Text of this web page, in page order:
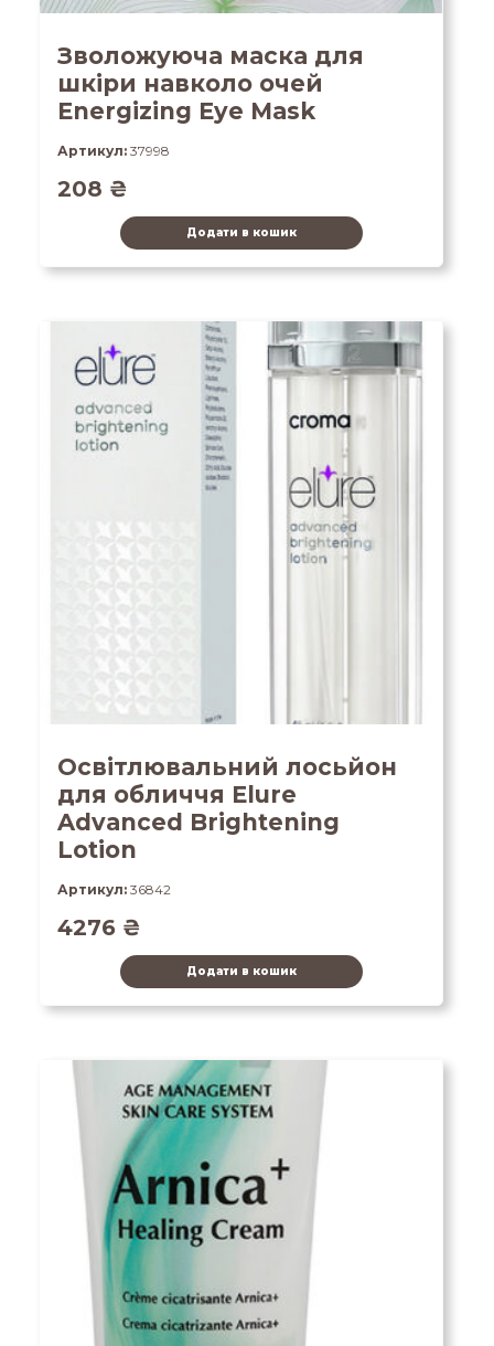
Зволожуюча маска для
шкіри навколо очей
Energizing Eye Mask
Артикул: 37998
208 ₴
Додати в кошик
Освітлювальний лосьйон
для обличчя Elure
Advanced Brightening
Lotion
Артикул: 36842
4276 ₴
Додати в кошик